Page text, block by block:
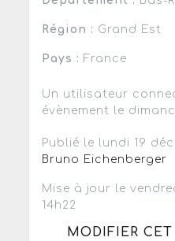
Région : Grand Est
Pays : France
Un utilisateur
évènement le
Publié le lundi 19
Bruno Eichenberger
Mise à jour le
14h22
MODIFIER